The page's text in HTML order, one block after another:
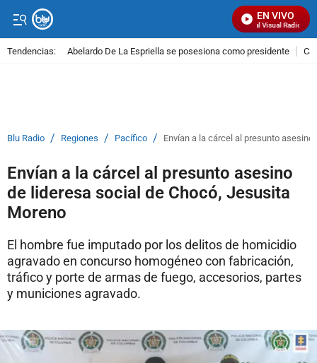
EN VIVO
Señal Visual Radio
Tendencias: Abelardo De La Espriella se posesiona como presidente
Blu Radio / Regiones / Pacífico / Envían a la cárcel al presunto
Envían a la cárcel al presunto asesino
de lideresa social de Chocó, Jesusita
Moreno
El hombre fue imputado por los delitos de homicidio
agravado en concurso homogéneo con fabricación,
tráfico y porte de armas de fuego, accesorios, partes
y municiones agravado.